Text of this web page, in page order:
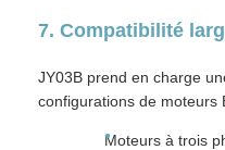
7. Compatibilité
JY03B prend en charge
configurations de moteurs
Moteurs à trois